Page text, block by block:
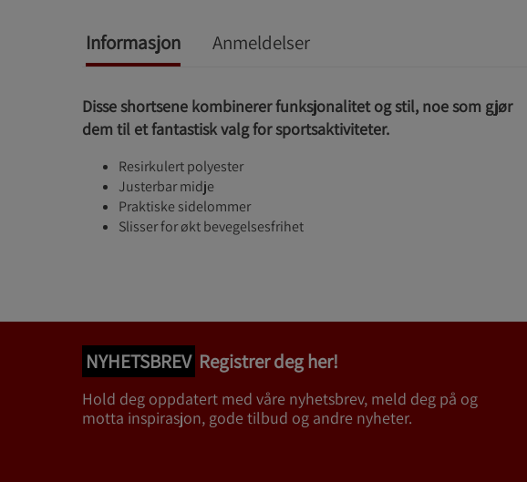
Informasjon Anmeldelser
Disse shortsene kombinerer funksjonalitet og stil, noe som gjør
dem til et fantastisk valg for sportsaktiviteter.
Resirkulert polyester
Justerbar midje
Praktiske sidelommer
Slisser for økt bevegelsesfrihet
NYHETSBREV Registrer deg her!
Hold deg oppdatert med våre nyhetsbrev, meld deg på og
motta inspirasjon, gode tilbud og andre nyheter.